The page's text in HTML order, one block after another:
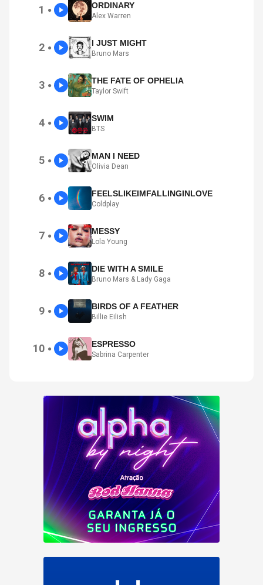
1 ● ORDINARY
Alex Warren
2 ● I JUST MIGHT
Bruno Mars
3 ● THE FATE OF OPHELIA
Taylor Swift
4 ● SWIM
BTS
5 ● MAN I NEED
Olivia Dean
6 ● FEELSLIKEIMFALLINGINLOVE
Coldplay
7 ● MESSY
Lola Young
8 ● DIE WITH A SMILE
Bruno Mars & Lady Gaga
9 ● BIRDS OF A FEATHER
Billie Eilish
10 ● ESPRESSO
Sabrina Carpenter